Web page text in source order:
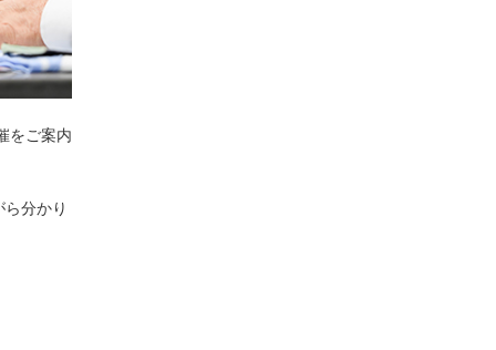
をご案内
分かり